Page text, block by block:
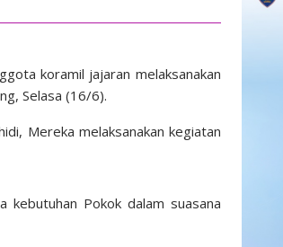
koramil jajaran melaksanakan
Selasa (16/6).
Mereka melaksanakan kegiatan
kebutuhan Pokok dalam suasana